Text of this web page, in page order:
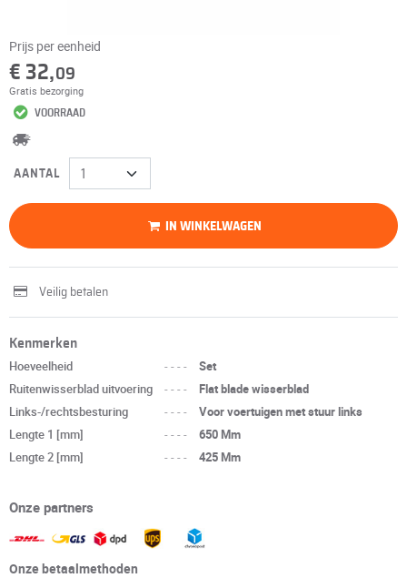
Prijs per eenheid
€ 32,09
Gratis bezorging
VOORRAAD
AANTAL
IN WINKELWAGEN
Veilig betalen
Kenmerken
Hoeveelheid ----
Set
Ruitenwisserblad uitvoering
----
Flat blade wisserblad
Links-/rechtsbesturing
----
Voor voertuigen met stuur links
Lengte 1 [mm]
----
650 Mm
Lengte 2 [mm]
---- 425 Mm
Onze partners
Onze betaalmethoden